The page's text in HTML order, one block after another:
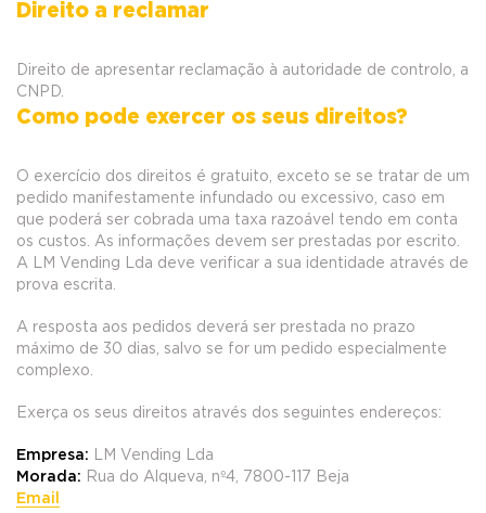
Direito a reclamar
Direito de apresentar reclamação à autoridade de controlo, a
CNPD.
Como pode exercer os seus direitos?
O exercício dos direitos é gratuito, exceto se se tratar de um
pedido manifestamente infundado ou excessivo, caso em
que poderá ser cobrada uma taxa razoável tendo em conta
os custos. As informações devem ser prestadas por escrito.
A LM Vending Lda deve verificar a sua identidade através de
prova escrita.
A resposta aos pedidos deverá ser prestada no prazo
máximo de 30 dias, salvo se for um pedido especialmente
complexo.
Exerça os seus direitos através dos seguintes endereços:
Empresa: LM Vending Lda
Morada: Rua do Alqueva, nº4, 7800-117 Beja
Email